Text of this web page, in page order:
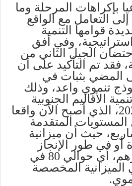
بإكراهات المرحلة وما
التعامل مع الواقع
قوامها التنمية
استراتيجية، وفي أفق
الجيل الثاني من
فقد تم التأكيد على أن
المضي بثبات في
تنموي واعد، وذلك
الأقاليم الجنوبية
للمملكة 2016-2021، الذي أصبح الآن واقعا
المتقدمة
حيث أن ميزانية
أو في طور الإنجاز
بلغت 60 مليار درهم، أي حوالي 80 في
الميزانية المخصصة